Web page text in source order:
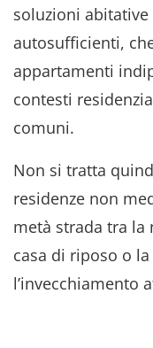
soluzioni
autosufficienti,
appartamenti
contesti
comuni.
Non si tratta
residenze non
metà strada tra la
casa di riposo o
l’invecchiamento